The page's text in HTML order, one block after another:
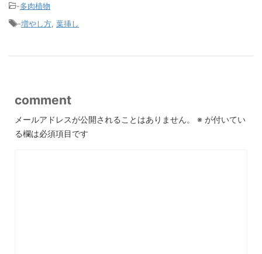
-多肉植物
-増やし方 葉挿し
comment
メールアドレスが公開されることはありません。 ※ が付いてい
る欄は必須項目です